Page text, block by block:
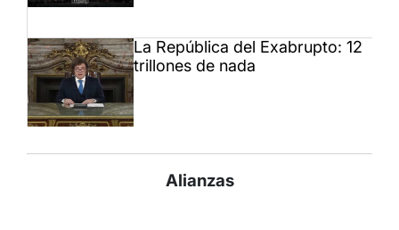
La República del Exabrupto: 12
trillones de nada
Alianzas